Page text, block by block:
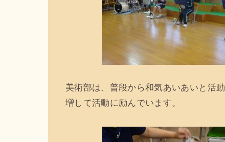
美術部は、普段から和気あいあいと活
増して活動に励んでいます。